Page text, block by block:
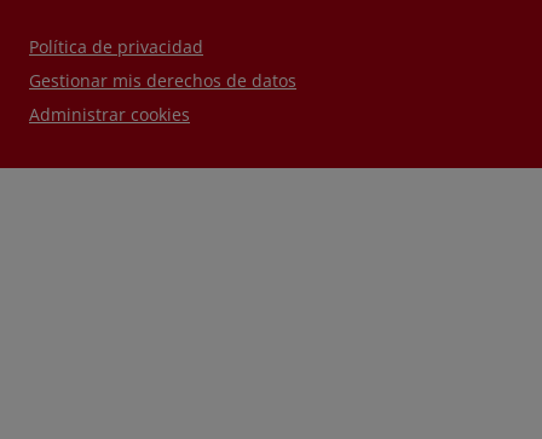
Política de privacidad
Gestionar mis derechos de datos
Administrar cookies